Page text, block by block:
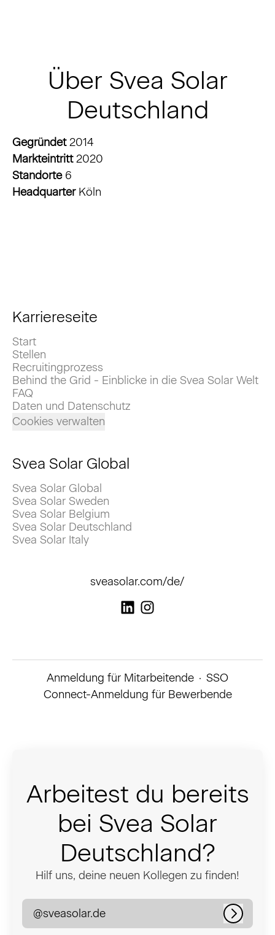
Über Svea Solar
Deutschland
Gegründet2014
Markteintritt2020
Standorte6
Headquarter Köln
Karriereseite
Start
Stellen
Recruitingprozess
Behind the Grid - Einblicke in die Svea Solar Welt
FAQ
Daten und Datenschutz
Cookies verwalten
Svea Solar Global
Svea Solar Global
Svea Solar Sweden
Svea Solar Belgium
Svea Solar Deutschland
Svea Solar Italy
sveasolar.com/de/
Anmeldung für Mitarbeitende · SSO
Connect-Anmeldung für Bewerbende
Arbeitest du bereits
bei Svea Solar
Deutschland?
Hilf uns, deine neuen Kollegen zu finden!
@sveasolar.de